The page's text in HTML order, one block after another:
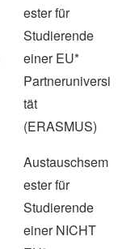
ester für
Studierende
einer EU*
Partneruniversi
tät
(ERASMUS)
Austauschsem
ester für
Studierende
einer NICHT